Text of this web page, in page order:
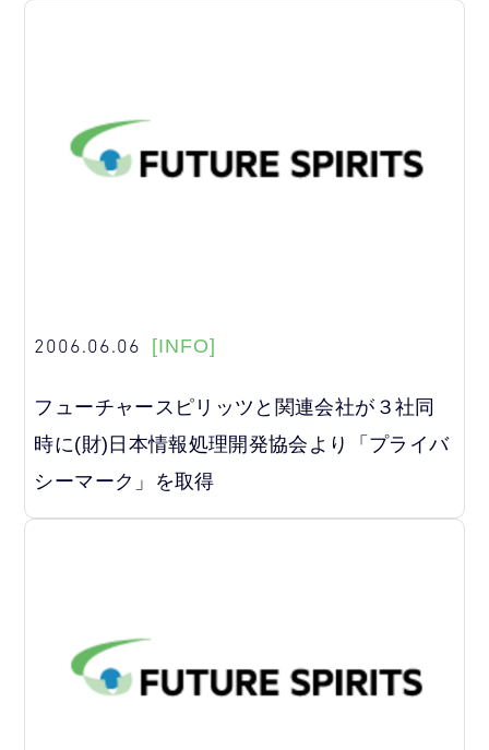
2006.06.06 [INFO]
フューチャースピリッツと関連会社が３社同
時に(財)日本情報処理開発協会より「プライバ
シーマーク」を取得